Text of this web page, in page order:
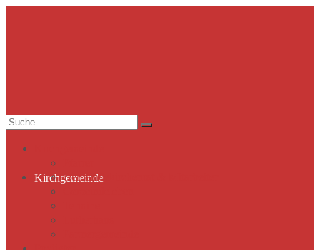
Kirchgemeinde
Suche
Gemeindekirchenrat & Mitarbeiter